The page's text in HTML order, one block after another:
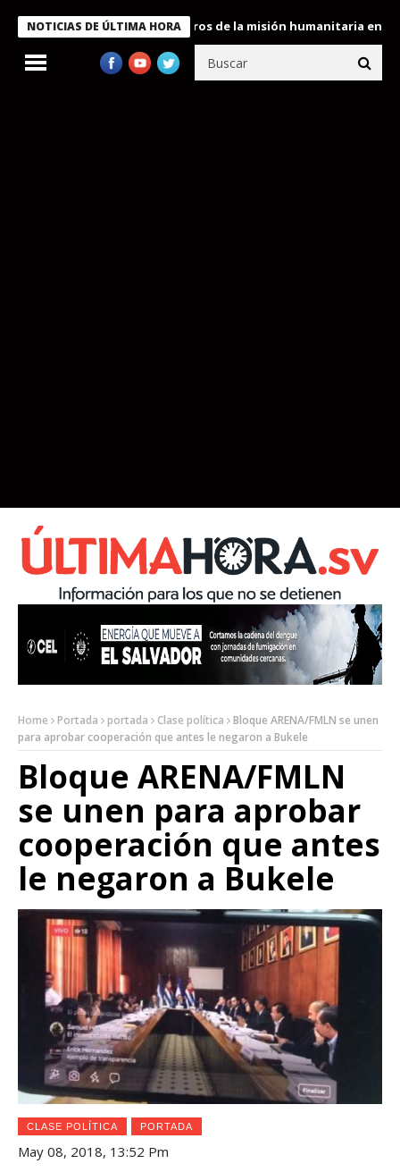
NOTICIAS DE ÚLTIMA HORA
condecora a miembros de la misión humanitaria enviada a
Home Portada portada Clase política
Bloque ARENA/FMLN se unen
para aprobar cooperación que antes le negaron a Bukele
Bloque ARENA/FMLN
se unen para aprobar
cooperación que antes
le negaron a Bukele
CLASE POLÍTICA PORTADA
May 08, 2018, 13:52 Pm